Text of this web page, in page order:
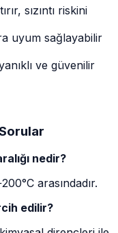
sızıntı riskini
uyum sağlayabilir
ve güvenilir
nedir?
arasındadır.
edilir?